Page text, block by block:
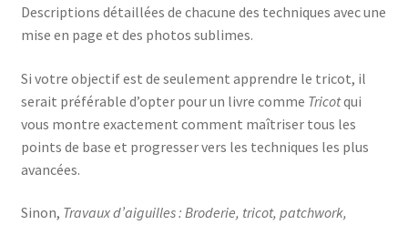
Descriptions détaillées de chacune des techniques avec une
mise en page et des photos sublimes.
Si votre objectif est de seulement apprendre le tricot, il
serait préférable d’opter pour un livre comme Tricotqui
vous montre exactement comment maîtriser tous les
points de base et progresser vers les techniques les plus
avancées.
Sinon, Travaux d’aiguilles : Broderie, tricot, patchwork,